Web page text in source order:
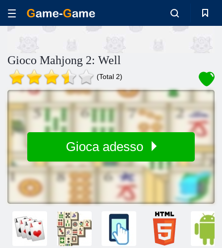
Gioco Mahjong 2: Well
(Total 2)
Gioca adesso